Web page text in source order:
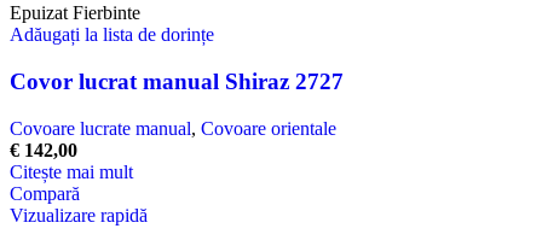
Epuizat Fierbinte
Adăugați la lista de dorințe
Covor lucrat manual Shiraz 2727
Covoare lucrate manual, Covoare orientale
€ 142,00
Citește mai mult
Compară
Vizualizare rapidă